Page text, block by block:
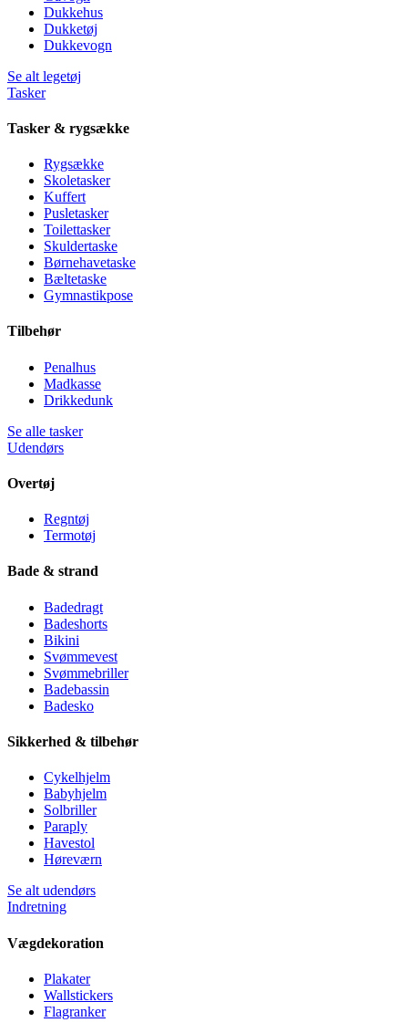
Dukkehus
Dukketøj
Dukkevogn
Se alt legetøj
Tasker
Tasker & rygsække
Rygsække
Skoletasker
Kuffert
Pusletasker
Toilettasker
Skuldertaske
Børnehavetaske
Bæltetaske
Gymnastikpose
Tilbehør
Penalhus
Madkasse
Drikkedunk
Se alle tasker
Udendørs
Overtøj
Regntøj
Termotøj
Bade & strand
Badedragt
Badeshorts
Bikini
Svømmevest
Svømmebriller
Badebassin
Badesko
Sikkerhed & tilbehør
Cykelhjelm
Babyhjelm
Solbriller
Paraply
Havestol
Høreværn
Se alt udendørs
Indretning
Vægdekoration
Plakater
Wallstickers
Flagranker